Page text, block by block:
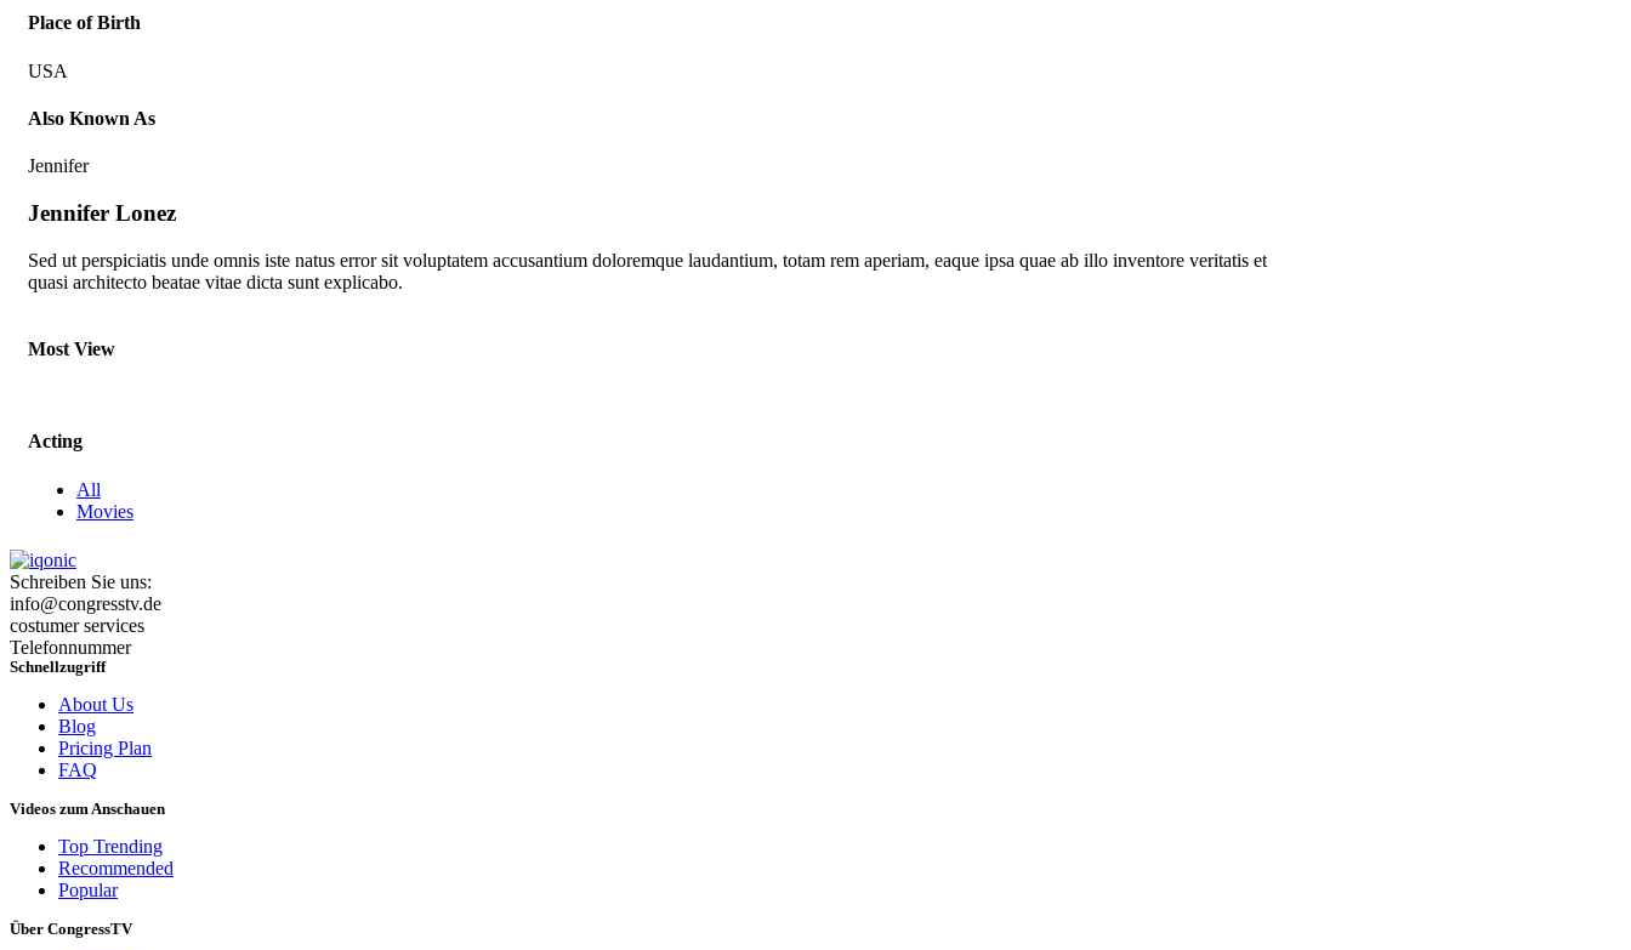
Place of Birth
USA
Also Known As
Jennifer
Jennifer Lonez
Sed ut perspiciatis unde omnis iste natus error sit voluptatem accusantium doloremque laudantium, totam rem aperiam, eaque ipsa quae ab illo inventore veritatis et
quasi architecto beatae vitae dicta sunt explicabo.
Most View
Acting
All
Movies
Schreiben Sie uns:
info@congresstv.de
costumer services
Telefonnummer
Schnellzugriff
About Us
Blog
Pricing Plan
FAQ
Videos zum Anschauen
Top Trending
Recommended
Popular
Über CongressTV